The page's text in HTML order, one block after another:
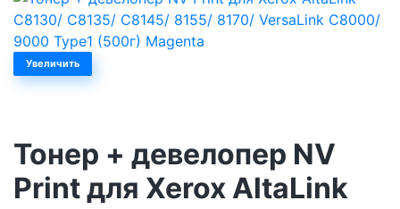
Увеличить
Тонер + девелопер NV
Print для Xerox AltaLink